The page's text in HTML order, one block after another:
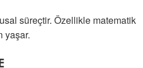
süreçtir. Özellikle matematik
yaşar.